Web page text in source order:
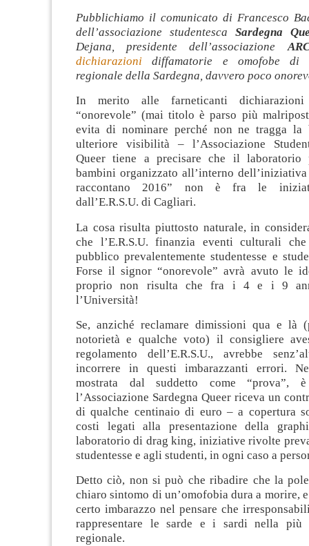
Pubblichiamo il comunicato di Francesco
dell’associazione studentesca Sardegna
Dejana, presidente dell’associazione
dichiarazioni diffamatorie e omofobe di
regionale della Sardegna, davvero poco
In merito alle farneticanti
“onorevole” (mai titolo è parso più
evita di nominare perché non ne tragga la
ulteriore visibilità – l’Associazione
Queer tiene a precisare che il laboratorio
bambini organizzato all’interno
raccontano 2016” non è fra le
dall’E.R.S.U. di Cagliari.
La cosa risulta piuttosto naturale, in
che l’E.R.S.U. finanzia eventi culturali
pubblico prevalentemente studentesse e
Forse il signor “onorevole” avrà avuto le
proprio non risulta che fra i 4 e i 9
l’Università!
Se, anziché reclamare dimissioni qua e là
notorietà e qualche voto) il consigliere
regolamento dell’E.R.S.U., avrebbe
incorrere in questi imbarazzanti errori.
mostrata dal suddetto come “prova”,
l’Associazione Sardegna Queer riceva un
di qualche centinaio di euro – a copertura
costi legati alla presentazione della
laboratorio di drag king, iniziative rivolte
studentesse e agli studenti, in ogni caso a
Detto ciò, non si può che ribadire che la
chiaro sintomo di un’omofobia dura a morire,
certo imbarazzo nel pensare che
rappresentare le sarde e i sardi nella più
regionale.